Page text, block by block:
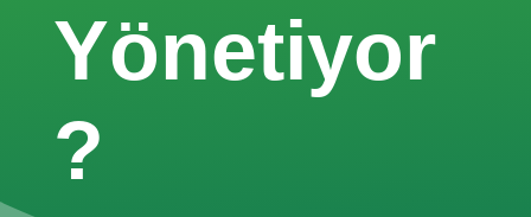
Yönetiyor
?